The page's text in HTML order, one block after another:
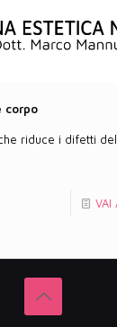
corpo
riduce i difetti
VAI